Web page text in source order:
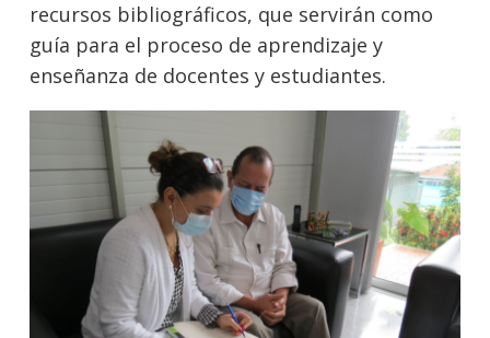
recursos bibliográficos, que servirán como
guía para el proceso de aprendizaje y
enseñanza de docentes y estudiantes.